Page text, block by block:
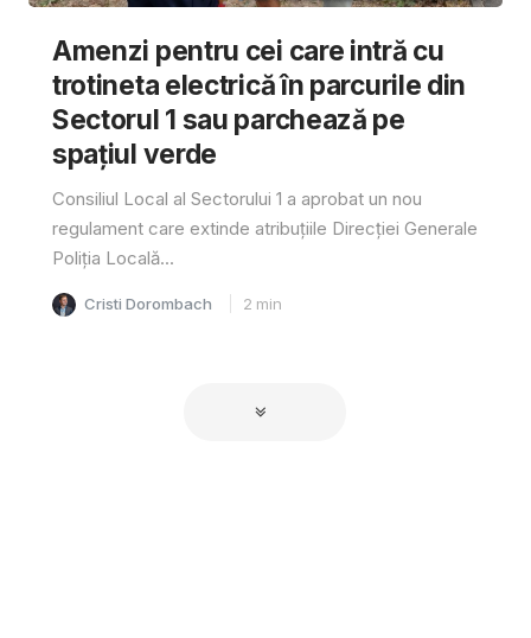
Amenzi pentru cei care intră cu
trotineta electrică în parcurile din
Sectorul 1 sau parchează pe
spațiul verde
Consiliul Local al Sectorului 1 a aprobat un nou
regulament care extinde atribuțiile Direcției Generale
Poliția Locală...
Cristi Dorombach 2 min